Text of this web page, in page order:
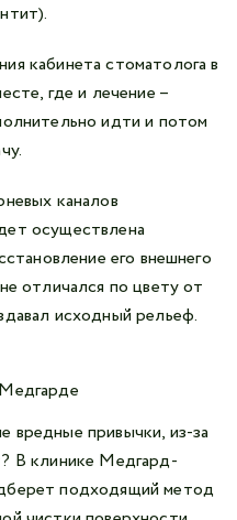
кабинета стоматолога в
где и лечение –
идти и потом
каналов
осуществлена
его внешнего
отличался по цвету от
исходный рельеф.
привычки, из-за
В клинике Медгард-
подходящий метод